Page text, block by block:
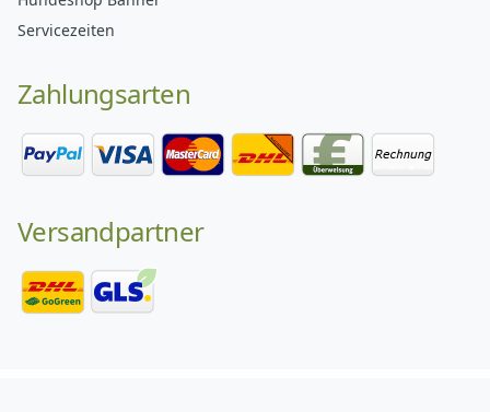
Servicezeiten
Zahlungsarten
Versandpartner